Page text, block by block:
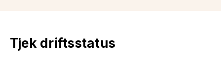
Tjek driftsstatus